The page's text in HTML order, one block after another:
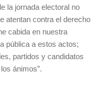
la jornada electoral no
atentan contra el derecho
cabida en nuestra
pública a estos actos;
partidos y candidatos
ánimos”.